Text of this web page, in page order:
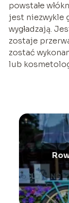
powstałe
jest niezwykle
wygładzają.
zostaje
zostać
lub